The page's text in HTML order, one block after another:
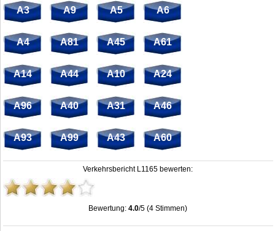
A3 A9 A5 A6
A4 A81 A45 A61
A14 A44 A10 A24
A96 A40 A31 A46
A93 A99 A43 A60
Verkehrsbericht L1165 bewerten:
Bewertung:4.0/5 (4 Stimmen)
Stau L1165: Unfälle, Sperrung & Baustellen | Staumelder L1165 ,4.0out of5